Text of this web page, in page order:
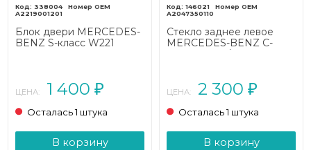
338004
A2219001201
Блок двери MERCEDES-
BENZ S-класс W221
ЦЕНА: 1 400 ₽
Осталась 1 штука
В корзину
146021
A2047350110
Стекло заднее левое
MERCEDES-BENZ C-
класс W204/S204 (2006 -
ЦЕНА: 2 300 ₽
Осталась 1 штука
В корзину